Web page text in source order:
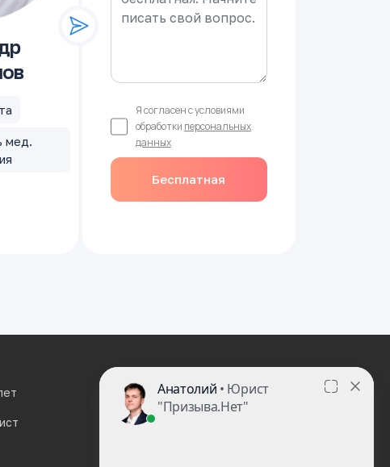
мед.
Я согласен с условиями
обработки персональных
данных
Бесплатная
8 (800) 100-14-61